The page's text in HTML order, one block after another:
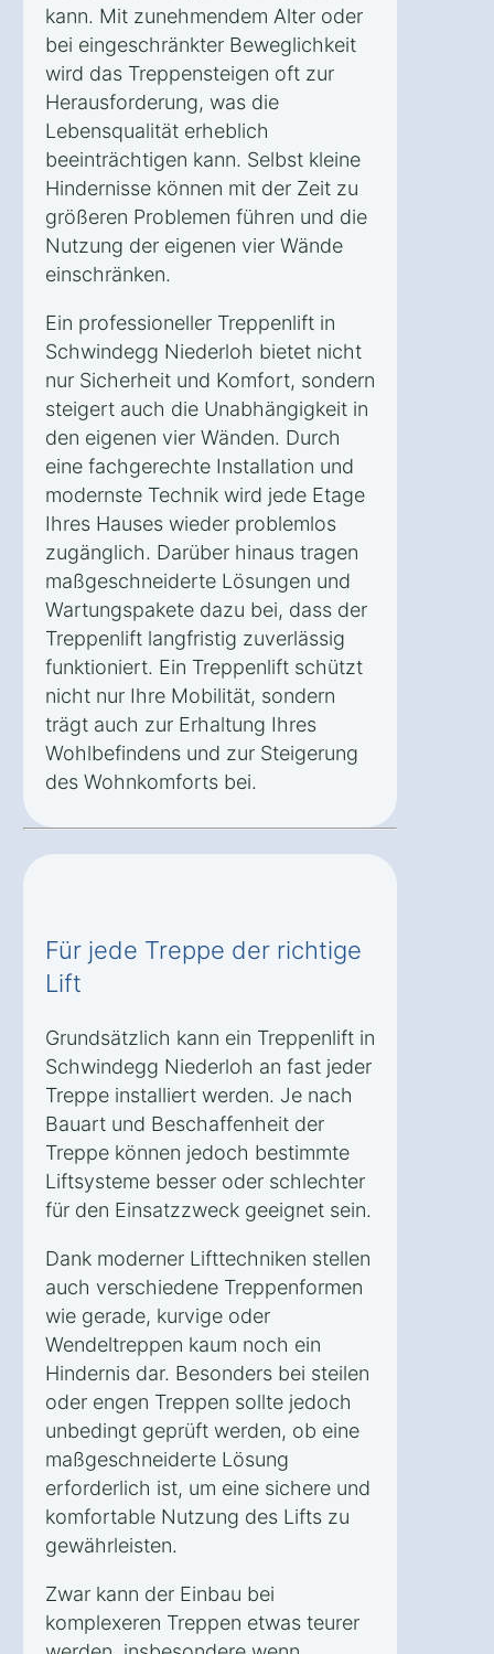
kann. Mit zunehmendem Alter oder
bei eingeschränkter Beweglichkeit
wird das Treppensteigen oft zur
Herausforderung, was die
Lebensqualität erheblich
beeinträchtigen kann. Selbst kleine
Hindernisse können mit der Zeit zu
größeren Problemen führen und die
Nutzung der eigenen vier Wände
einschränken.
Ein professioneller Treppenlift in
Schwindegg Niederloh bietet nicht
nur Sicherheit und Komfort, sondern
steigert auch die Unabhängigkeit in
den eigenen vier Wänden. Durch
eine fachgerechte Installation und
modernste Technik wird jede Etage
Ihres Hauses wieder problemlos
zugänglich. Darüber hinaus tragen
maßgeschneiderte Lösungen und
Wartungspakete dazu bei, dass der
Treppenlift langfristig zuverlässig
funktioniert. Ein Treppenlift schützt
nicht nur Ihre Mobilität, sondern
trägt auch zur Erhaltung Ihres
Wohlbefindens und zur Steigerung
des Wohnkomforts bei.
Für jede Treppe der richtige
Lift
Grundsätzlich kann ein Treppenlift in
Schwindegg Niederloh an fast jeder
Treppe installiert werden. Je nach
Bauart und Beschaffenheit der
Treppe können jedoch bestimmte
Liftsysteme besser oder schlechter
für den Einsatzzweck geeignet sein.
Dank moderner Lifttechniken stellen
auch verschiedene Treppenformen
wie gerade, kurvige oder
Wendeltreppen kaum noch ein
Hindernis dar. Besonders bei steilen
oder engen Treppen sollte jedoch
unbedingt geprüft werden, ob eine
maßgeschneiderte Lösung
erforderlich ist, um eine sichere und
komfortable Nutzung des Lifts zu
gewährleisten.
Zwar kann der Einbau bei
komplexeren Treppen etwas teurer